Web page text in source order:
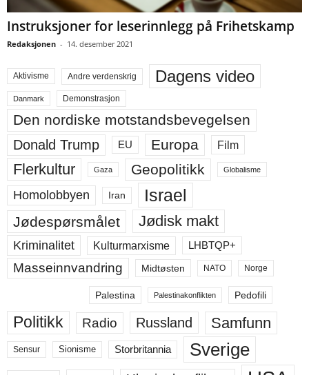
Instruksjoner for leserinnlegg på Frihetskamp
Redaksjonen - 14. desember 2021
Aktivisme Andre verdenskrig Dagens video
Danmark Demonstrasjon
Den nordiske motstandsbevegelsen
Donald Trump EU Europa Film
Flerkultur Gaza Geopolitikk Globalisme
Homolobbyen Iran Israel
Jødespørsmålet Jødisk makt
Kriminalitet Kulturmarxisme LHBTQP+
Masseinnvandring Midtøsten NATO Norge
Palestina Palestinakonflikten Pedofili
Politikk Radio Russland Samfunn
Sensur Sionisme Storbritannia Sverige